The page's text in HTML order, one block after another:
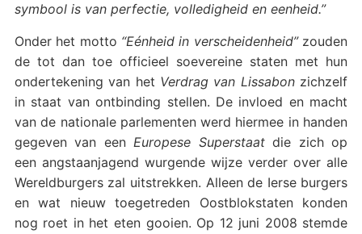
symbool is van perfectie, volledigheid en eenheid.”
Onder het motto “Eénheid in verscheidenheid”zouden
de tot dan toe officieel soevereine staten met hun
ondertekening van het Verdrag van Lissabonzichzelf
in staat van ontbinding stellen. De invloed en macht
van de nationale parlementen werd hiermee in handen
gegeven van eenEuropese Superstaatdie zich op
een angstaanjagend wurgende wijze verder over alle
Wereldburgers zal uitstrekken. Alleen de Ierse burgers
en wat nieuw toegetreden Oostblokstaten konden
nog roet in het eten gooien. Op 12 juni 2008 stemde